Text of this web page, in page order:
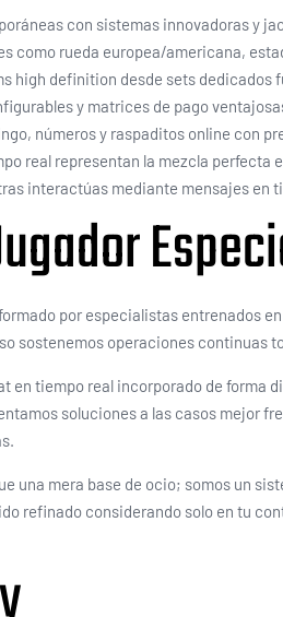
con sistemas innovadoras y
como rueda europea/americana,
high definition desde sets dedicados
y matrices de pago
números y raspaditos online con
real representan la mezcla
interactúas mediante mensajes en
por especialistas entrenados
sostenemos operaciones continuas
en tiempo real incorporado de forma
soluciones a las casos mejor
una mera base de ocio; somos un
refinado considerando solo en tu